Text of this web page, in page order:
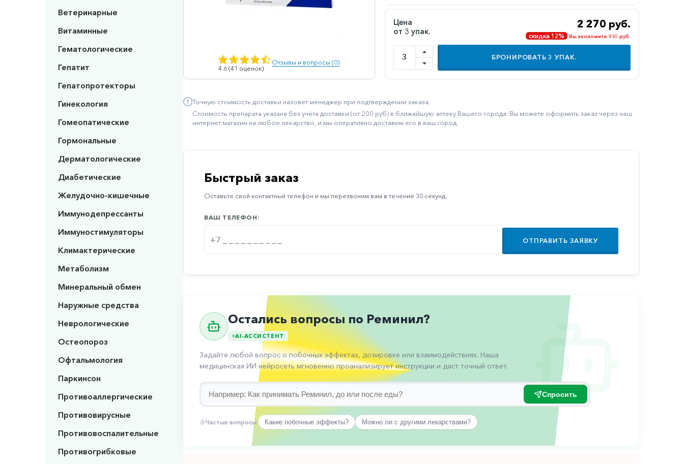
Ветеринарные
Витаминные
Гематологические
Гепатит
Гепатопротекторы
Гинекология
Гомеопатические
Гормональные
Дерматологические
Диабетические
Желудочно-кишечные
Иммунодепрессанты
Иммуностимуляторы
Климактерические
Метаболизм
Минеральный обмен
Наружные средства
Неврологические
Остеопороз
Офтальмология
Паркинсон
Противоаллергические
Противовирусные
Противовоспалительные
Противогрибковые
4.6 (41 оценок)
Отзывы и вопросы (0)
Цена
от 3 упак.
2 270 руб.
скидка 12% Вы экономите 930 руб.
БРОНИРОВАТЬ3 УПАК.
Точную стоимость доставки назовет менеджер при подтверждении заказа.
Стоимость препарата указана без учёта доставки (от 200 руб) в ближайшую аптеку Вашего города. Вы можете оформить заказ через наш
интернет магазин на любое лекарство, и мы оперативно доставим его в ваш город.
Быстрый заказ
Оставьте свой контактный телефон и мы перезвоним вам в течение 30 секунд.
ВАШ ТЕЛЕФОН:
ОТПРАВИТЬ ЗАЯВКУ
Остались вопросы по Реминил?
AI-АССИСТЕНТ
Задайте любой вопрос о побочных эффектах, дозировке или взаимодействиях. Наша
медицинская ИИ нейросеть мгновенно проанализирует инструкции и даст точный ответ.
Спросить
Частые вопросы: Какие побочные эффекты? Можно ли с другими лекарствами?